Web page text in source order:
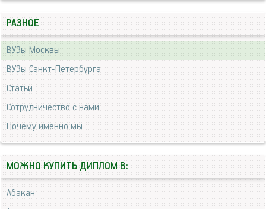
РАЗНОЕ
ВУЗы Москвы
ВУЗы Санкт-Петербурга
Статьи
Сотрудничество с нами
Почему именно мы
МОЖНО КУПИТЬ ДИПЛОМ В:
Абакан